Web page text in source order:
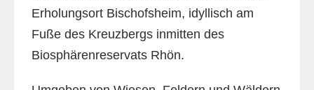
Erholungsort Bischofsheim, idyllisch am
Fuße des Kreuzbergs inmitten des
Biosphärenreservats Rhön.